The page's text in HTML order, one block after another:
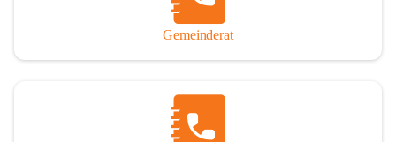
Gemeinderat